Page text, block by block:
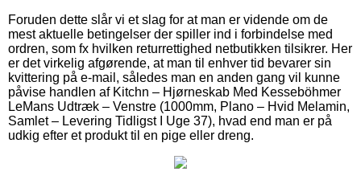
Foruden dette slår vi et slag for at man er vidende om de
mest aktuelle betingelser der spiller ind i forbindelse med
ordren, som fx hvilken returrettighed netbutikken tilsikrer. Her
er det virkelig afgørende, at man til enhver tid bevarer sin
kvittering på e-mail, således man en anden gang vil kunne
påvise handlen af Kitchn – Hjørneskab Med Kesseböhmer
LeMans Udtræk – Venstre (1000mm, Plano – Hvid Melamin,
Samlet – Levering Tidligst I Uge 37), hvad end man er på
udkig efter et produkt til en pige eller dreng.